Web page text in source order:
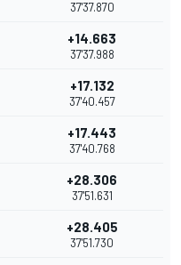
37'37.870
+14.663
37'37.988
+17.132
37'40.457
+17.443
37'40.768
+28.306
37'51.631
+28.405
37'51.730